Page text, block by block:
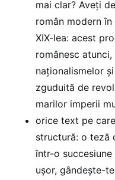
mai clar? Aveți
român modern
XIX-lea: acest
românesc
naționalismelor
zguduită de
marilor imperii
orice text pe
structură: o teză
într-o
ușor, gândește-